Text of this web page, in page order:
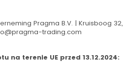
Pragma B.V. | Kruisboog 32,
trading.com
na terenie UE przed 13.12.2024: